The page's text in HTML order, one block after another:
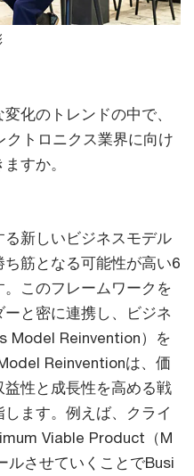
化のトレンドの中で、
クトロニクス業界に向け
すか。
新しいビジネスモデル
筋となる可能性が高い6
このフレームワークを
と密に連携し、ビジネ
Model Reinvention）を
Reinventionは、価
性と成長性を高める戦
ます。例えば、クライ
Viable Product（M
ルさせていくことでBusi